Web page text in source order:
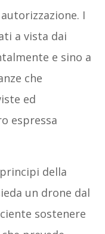
I
a vista dai
e sino a
che
ed
espressa
della
un drone dal
sostenere